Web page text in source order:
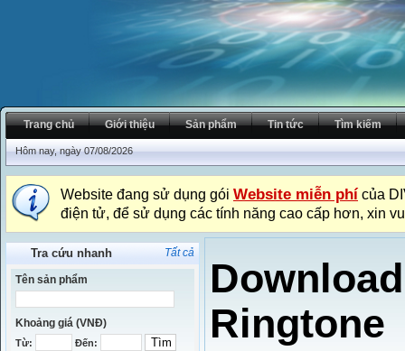
Trang chủ Giới thiệu Sản phẩm Tin tức Tìm kiếm
Hôm nay, ngày 07/08/2026
Website đang sử dụng gói Website miễn phí của
điện tử, để sử dụng các tính năng cao cấp hơn, xin
Tra cứu nhanh Tất cả
Tên sản phẩm
Khoảng giá (VNĐ)
Từ: Đến:
Ringtone